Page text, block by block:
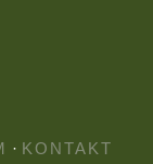
· KONTAKT